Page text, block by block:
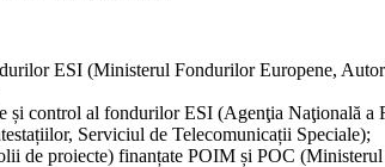
ESI (Ministerul Fondurilor Europene,
și control al fondurilor ESI (Agenţia
Serviciul de Telecomunicații Speciale);
de proiecte) finanțate POIM și POC